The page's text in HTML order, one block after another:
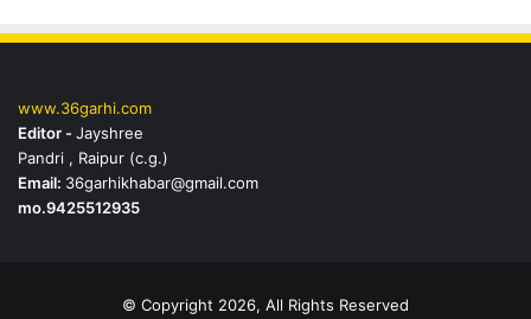
www.36garhi.com
Editor -Jayshree
Pandri , Raipur (c.g.)
Email: 36garhikhabar@gmail.com
mo.9425512935
© Copyright 2026, All Rights Reserved